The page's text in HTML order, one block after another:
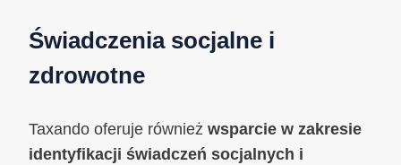
Świadczenia socjalne i
zdrowotne
Taxando oferuje również wsparcie w zakresie
identyfikacji świadczeń socjalnych i